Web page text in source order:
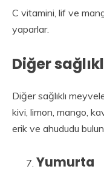
C vitamini, lif ve
yaparlar.
Diğer
Diğer sağlıklı
kivi, limon, mango,
erik ve ahududu
Yumurta